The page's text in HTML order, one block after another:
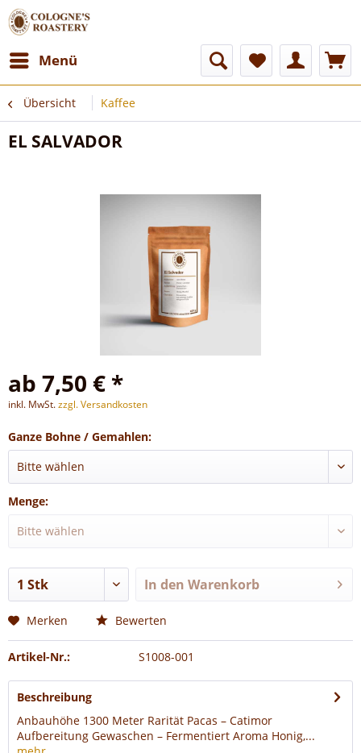
Menü
Übersicht Kaffee
EL SALVADOR
ab 7,50 € *
inkl. MwSt.zzgl. Versandkosten
Ganze Bohne / Gemahlen:
Menge:
In den Warenkorb
Merken Bewerten
Artikel-Nr.: S1008-001
Beschreibung
Anbauhöhe 1300 Meter Rarität Pacas – Catimor
Aufbereitung Gewaschen – Fermentiert Aroma Honig,...